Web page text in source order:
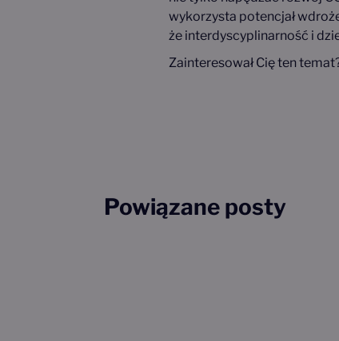
wykorzysta potencjał
że interdyscyplinarność i
Zainteresował Cię ten
Powiązane posty